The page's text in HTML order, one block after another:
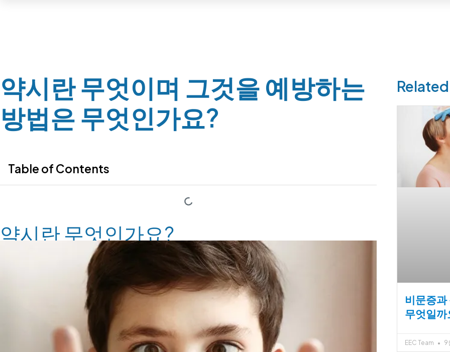
약시란 무엇이며 그것을 예방하는
방법은 무엇인가요?
Table of Contents
약시란 무엇인가요?
비문증
무엇일
EEC Team 9